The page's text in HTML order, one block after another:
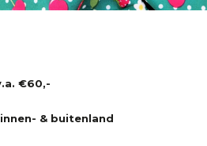
€60,-
& buitenland